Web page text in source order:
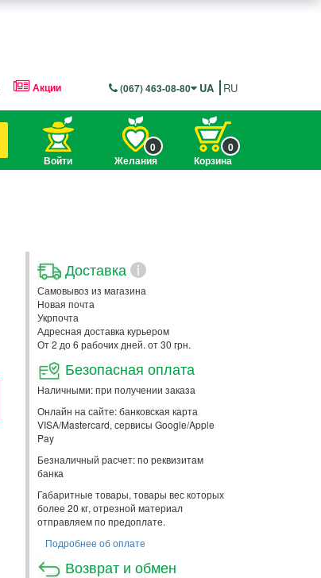
Акции (067) 463-08-80 UA RU
Войти Желания
0
Корзина
0
Доставка i
Самовывоз из магазина
Новая почта
Укрпочта
Адресная доставка курьером
От 2 до 6 рабочих дней. от 30 грн.
Безопасная оплата
Наличными: при получении заказа
Онлайн на сайте: банковская карта
VISA/Mastercard, сервисы Google/Apple
Pay
Безналичный расчет: по реквизитам
банка
Габаритные товары, товары вес которых
более 20 кг, отрезной материал
отправляем по предоплате.
Подробнее об оплате
Возврат и обмен